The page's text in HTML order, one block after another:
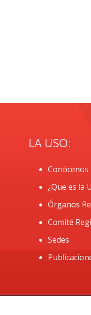
LA USO:
Conócenos
¿Que es la
Órganos
Comité
Sedes